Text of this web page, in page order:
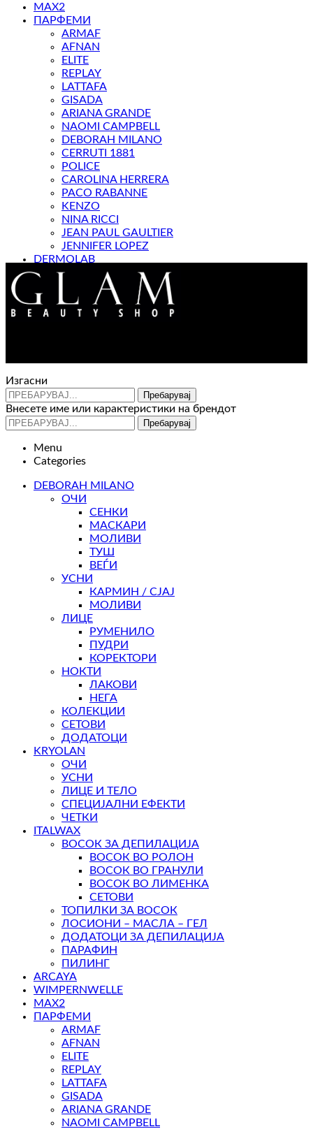
MAX2
ПАРФЕМИ
ARMAF
AFNAN
ELITE
REPLAY
LATTAFA
GISADA
ARIANA GRANDE
NAOMI CAMPBELL
DEBORAH MILANO
CERRUTI 1881
POLICE
CAROLINA HERRERA
PACO RABANNE
KENZO
NINA RICCI
JEAN PAUL GAULTIER
JENNIFER LOPEZ
DERMOLAB
МАГАЗИН
Изгасни
Пребарувај
Внесете име или карактеристики на брендот
Пребарувај
Menu
Categories
DEBORAH MILANO
ОЧИ
СЕНКИ
МАСКАРИ
МОЛИВИ
ТУШ
ВЕЃИ
УСНИ
КАРМИН / СЈАЈ
МОЛИВИ
ЛИЦЕ
РУМЕНИЛО
ПУДРИ
КОРЕКТОРИ
НОКТИ
ЛАКОВИ
НЕГА
КОЛЕКЦИИ
СЕТОВИ
ДОДАТОЦИ
KRYOLAN
ОЧИ
УСНИ
ЛИЦЕ И ТЕЛО
СПЕЦИЈАЛНИ ЕФЕКТИ
ЧЕТКИ
ITALWAX
ВОСОК ЗА ДЕПИЛАЦИЈА
ВОСОК ВО РОЛОН
ВОСОК ВО ГРАНУЛИ
ВОСОК ВО ЛИМЕНКА
СЕТОВИ
ТОПИЛКИ ЗА ВОСОК
ЛОСИОНИ – МАСЛА – ГЕЛ
ДОДАТОЦИ ЗА ДЕПИЛАЦИЈА
ПАРАФИН
ПИЛИНГ
ARCAYA
WIMPERNWELLE
MAX2
ПАРФЕМИ
ARMAF
AFNAN
ELITE
REPLAY
LATTAFA
GISADA
ARIANA GRANDE
NAOMI CAMPBELL